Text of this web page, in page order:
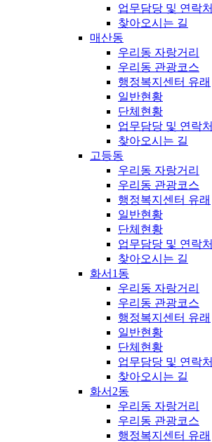
업무담당 및 연락처
찾아오시는 길
매산동
우리동 자랑거리
우리동 관광코스
행정복지센터 유래
일반현황
단체현황
업무담당 및 연락처
찾아오시는 길
고등동
우리동 자랑거리
우리동 관광코스
행정복지센터 유래
일반현황
단체현황
업무담당 및 연락처
찾아오시는 길
화서1동
우리동 자랑거리
우리동 관광코스
행정복지센터 유래
일반현황
단체현황
업무담당 및 연락처
찾아오시는 길
화서2동
우리동 자랑거리
우리동 관광코스
행정복지센터 유래